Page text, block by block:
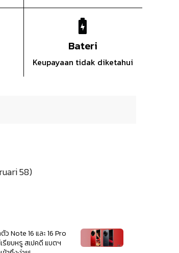
Bateri
Keupayaan tidak diketahui
58)
ว Note 16 และ 16 Pro
รียบหรู สเปคดี แบตฯ